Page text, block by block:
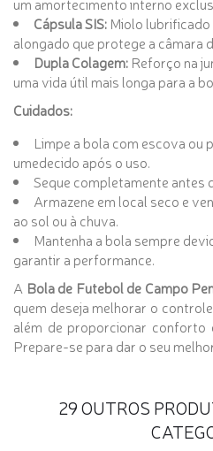
Cápsula SIS: Miolo
alongado que protege a câmara
Dupla Colagem: Reforço na
uma vida útil mais longa para a
Cuidados:
Limpe a bola com escova ou
umedecido após o uso.
Seque completamente antes
Armazene em local seco e
ao sol ou à chuva.
Mantenha a bola sempre
garantir a performance.
A Bola de Futebol de Campo
quem deseja melhorar o
além de proporcionar conforto
Prepare-se para dar o seu
29 OUTROS